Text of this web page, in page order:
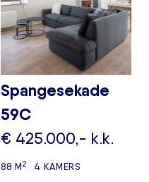
Spangesekade
59C
€ 425.000,- k.k.
88 M2 4 KAMERS